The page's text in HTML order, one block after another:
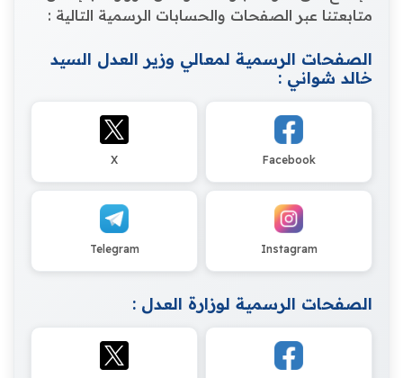
متابعتنا عبر الصفحات والحسابات الرسمية التالية :
الصفحات الرسمية لمعالي وزير العدل السيد
خالد شواني :
Facebook
X
Instagram
Telegram
الصفحات الرسمية لوزارة العدل :